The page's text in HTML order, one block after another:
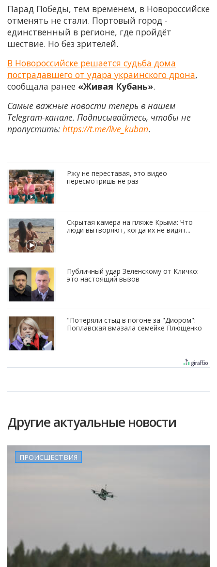
Парад Победы, тем временем, в Новороссийске
отменять не стали. Портовый город -
единственный в регионе, где пройдёт
шествие. Но без зрителей.
В Новороссийске решается судьба дома
пострадавшего от удара украинского дрона,
сообщала ранее «Живая Кубань».
Самые важные новости теперь в нашем
Telegram-канале. Подписывайтесь, чтобы не
пропустить: https://t.me/live_kuban.
Ржу не переставая, это видео
пересмотришь не раз
Скрытая камера на пляже Крыма: Что
люди вытворяют, когда их не видят...
Публичный удар Зеленскому от Кличко:
это настоящий вызов
"Потеряли стыд в погоне за "Диором":
Поплавская вмазала семейке Плющенко
Другие актуальные новости
ПРОИСШЕСТВИЯ